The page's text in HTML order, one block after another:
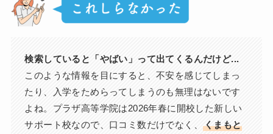
検索していると「やばい」って出てくるんだけど...
このような情報を目にすると、不安を感じてしまっ
たり、入学をためらってしまうのも無理はないです
よね。プラザ高等学院は2026年春に開校した新しい
サポート校なので、口コミ数だけでなく、くまもと